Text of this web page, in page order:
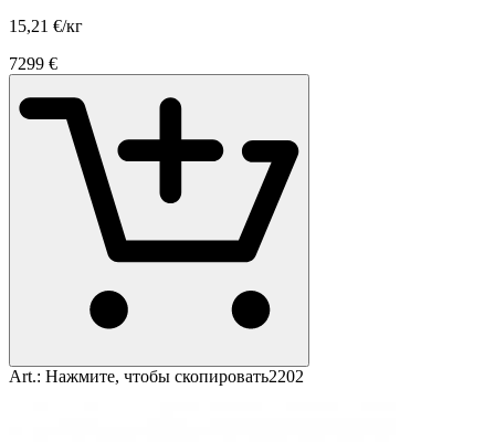
15,21 €/кг
7299 €
Art.: Нажмите, чтобы скопировать2202